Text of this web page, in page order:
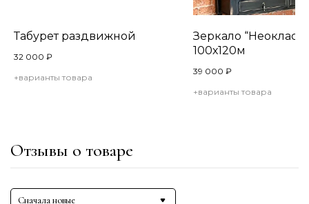
Табурет раздвижной
32 000 ₽
+варианты товара
Зеркало
100х120м
39 000 ₽
+варианты товара
Отзывы о товаре
Сначала новые